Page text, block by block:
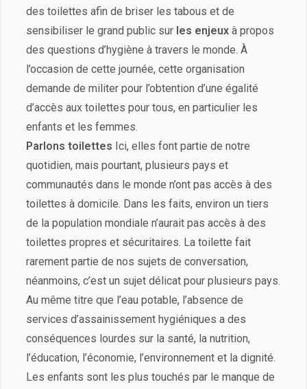
des toilettes afin de briser les tabous et de
sensibiliser le grand public sur les enjeuxà propos
des questions d’hygiène à travers le monde. À
l’occasion de cette journée, cette organisation
demande de militer pour l’obtention d’une égalité
d’accès aux toilettes pour tous, en particulier les
enfants et les femmes.
Parlons toilettes Ici, elles font partie de notre
quotidien, mais pourtant, plusieurs pays et
communautés dans le monde n’ont pas accès à des
toilettes à domicile. Dans les faits, environ un tiers
de la population mondiale n’aurait pas accès à des
toilettes propres et sécuritaires. La toilette fait
rarement partie de nos sujets de conversation,
néanmoins, c’est un sujet délicat pour plusieurs pays.
Au même titre que l’eau potable, l’absence de
services d’assainissement hygiéniques a des
conséquences lourdes sur la santé, la nutrition,
l’éducation, l’économie, l’environnement et la dignité.
Les enfants sont les plus touchés par le manque de